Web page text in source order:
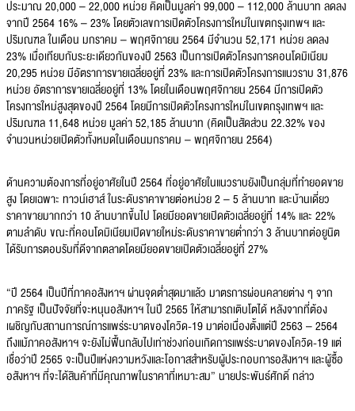
ประมาณ 20,000 – 22,000 หน่วย คิดเป็นมูลค่า 99,000 – 112,000 ล้านบาท ลดลง
จากปี 2564 16% – 23% โดยตัวเลขการเปิดตัวโครงการใหม่ในเขตกรุงเทพฯ และ
ปริมณฑล ในเดือน มกราคม – พฤศจิกายน 2564 มีจำนวน 52,171 หน่วย ลดลง
23% เมื่อเทียบกับระยะเดียวกันของปี 2563 เป็นการเปิดตัวโครงการคอนโดมิเนียม
20,295 หน่วย มีอัตราการขายเฉลี่ยอยู่ที่ 23% และการเปิดตัวโครงการแนวราบ 31,876
หน่วย อัตราการขายเฉลี่ยอยู่ที่ 13% โดยในเดือนพฤศจิกายน 2564 มีการเปิดตัว
โครงการใหม่สูงสุดของปี 2564 โดยมีการเปิดตัวโครงการใหม่ในเขตกรุงเทพฯ และ
ปริมณฑล 11,648 หน่วย มูลค่า 52,185 ล้านบาท (คิดเป็นสัดส่วน 22.32% ของ
จำนวนหน่วยเปิดตัวทั้งหมดในเดือนมกราคม – พฤศจิกายน 2564)
ด้านความต้องการที่อยู่อาศัยในปี 2564 ที่อยู่อาศัยในแนวราบยังเป็นกลุ่มที่ทำยอดขาย
สูง โดยเฉพาะ ทาวน์เฮาส์ ในระดับราคาขายต่อหน่วย 2 – 5 ล้านบาท และบ้านเดี่ยว
ราคาขายมากกว่า 10 ล้านบาทขึ้นไป โดยมียอดขายเปิดตัวเฉลี่ยอยู่ที่ 14% และ 22%
ตามลำดับ ขณะที่คอนโดมิเนียมเปิดขายใหม่ระดับราคาขายต่ำกว่า 3 ล้านบาทต่อยูนิต
ได้รับการตอบรับที่ดีจากตลาดโดยมียอดขายเปิดตัวเฉลี่ยอยู่ที่ 27%
“ปี 2564 เป็นปีที่ภาคอสังหาฯ ผ่านจุดต่ำสุดมาแล้ว มาตรการผ่อนคลายต่าง ๆ จาก
ภาครัฐ เป็นปัจจัยที่จะหนุนอสังหาฯ ในปี 2565 ให้สามารถเติบโตได้ หลังจากที่ต้อง
เผชิญกับสถานการณ์การแพร่ระบาดของโควิด-19 มาต่อเนื่องตั้งแต่ปี 2563 – 2564
ถึงแม้ภาคอสังหาฯ จะยังไม่ฟื้นกลับไปเท่าช่วงก่อนเกิดการแพร่ระบาดของโควิด-19 แต่
เชื่อว่าปี 2565 จะเป็นปีแห่งความหวังและโอกาสสำหรับผู้ประกอบการอสังหาฯ และผู้ซื้อ
อสังหาฯ ที่จะได้สินค้าที่มีคุณภาพในราคาที่เหมาะสม” นายประพันธ์ศักดิ์ กล่าว